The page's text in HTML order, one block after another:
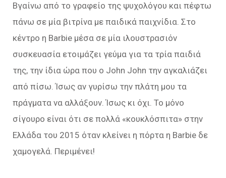
Βγαίνω από το γραφείο της ψυχολόγου και πέφτω
πάνω σε μία βιτρίνα με παιδικά παιχνίδια. Στο
κέντρο η Barbie μέσα σε μία ιλουστρασιόν
συσκευασία ετοιμάζει γεύμα για τα τρία παιδιά
της, την ίδια ώρα που ο John John την αγκαλιάζει
από πίσω. Ίσως αν γυρίσω την πλάτη μου τα
πράγματα να αλλάξουν. Ίσως κι όχι. Το μόνο
σίγουρο είναι ότι σε πολλά «κουκλόσπιτα» στην
Ελλάδα του 2015 όταν κλείνει η πόρτα η Barbie δε
χαμογελά. Περιμένει!